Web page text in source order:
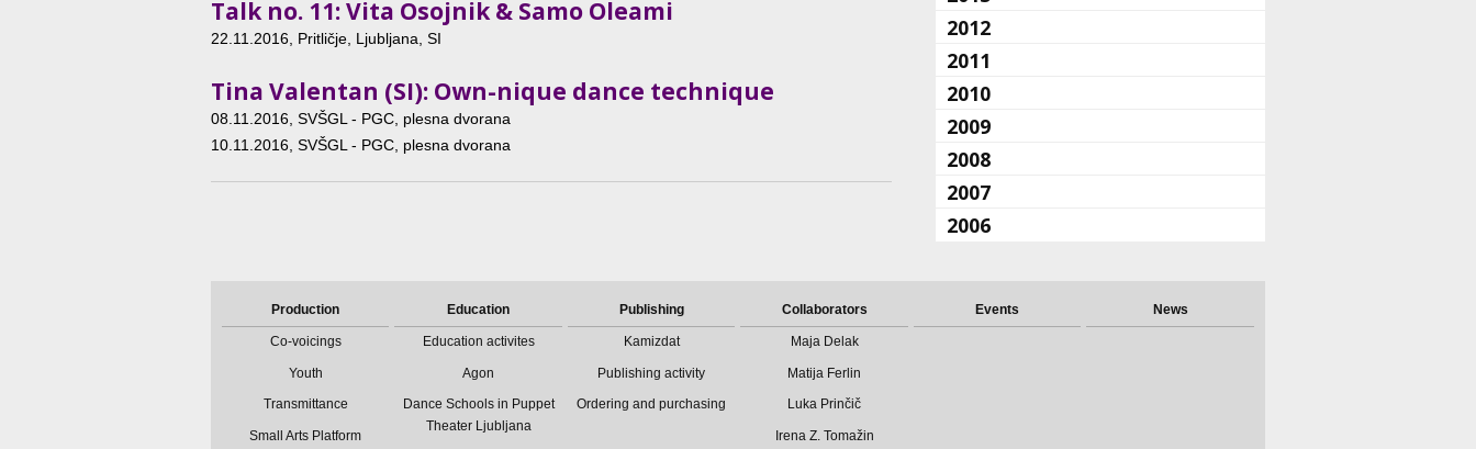
Talk no. 11: Vita Osojnik & Samo Oleami
22.11.2016 , Pritličje, Ljubljana, SI
Tina Valentan (SI): Own-nique dance technique
08.11.2016, SVŠGL - PGC, plesna dvorana
10.11.2016 , SVŠGL - PGC, plesna dvorana
2012
2011
2010
2009
2008
2007
2006
Production
Co-voicings
Youth
Transmittance
Small Arts Platform
Education
Education activites
Agon
Dance Schools in Puppet
Theater Ljubljana
Publishing
Kamizdat
Publishing activity
Ordering and purchasing
Collaborators
Maja Delak
Matija Ferlin
Luka Prinčič
Irena Z. Tomažin
Events News